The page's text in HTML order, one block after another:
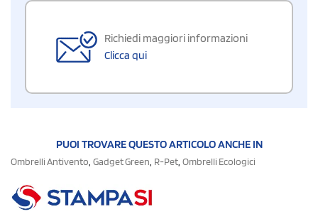
Richiedi maggiori informazioni
Clicca qui
PUOI TROVARE QUESTO ARTICOLO ANCHE IN
Ombrelli Antivento, Gadget Green, R-Pet, Ombrelli Ecologici